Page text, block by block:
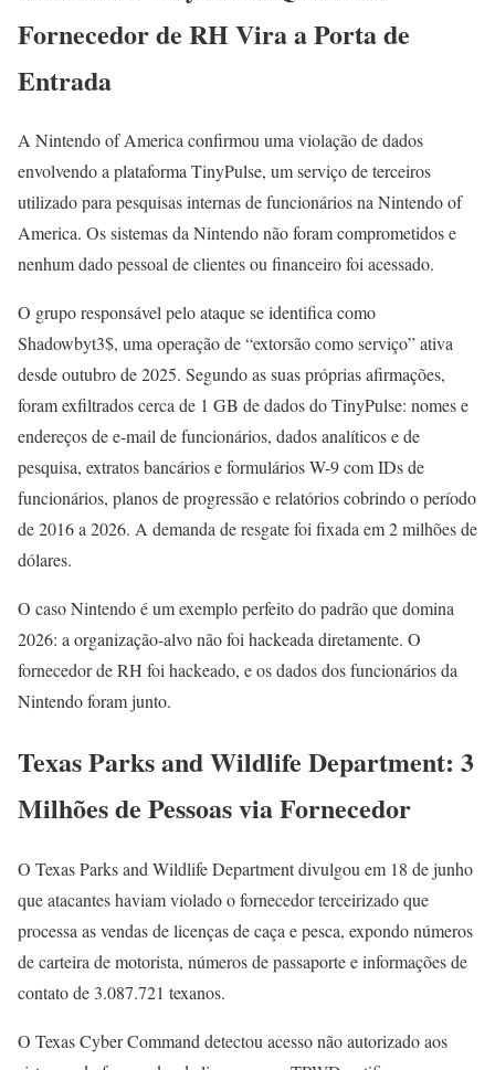
Fornecedor de RH Vira a Porta de
Entrada
A Nintendo of America confirmou uma violação de dados
envolvendo a plataforma TinyPulse, um serviço de terceiros
utilizado para pesquisas internas de funcionários na Nintendo of
America. Os sistemas da Nintendo não foram comprometidos e
nenhum dado pessoal de clientes ou financeiro foi acessado.
O grupo responsável pelo ataque se identifica como
Shadowbyt3$, uma operação de “extorsão como serviço” ativa
desde outubro de 2025. Segundo as suas próprias afirmações,
foram exfiltrados cerca de 1 GB de dados do TinyPulse: nomes e
endereços de e-mail de funcionários, dados analíticos e de
pesquisa, extratos bancários e formulários W-9 com IDs de
funcionários, planos de progressão e relatórios cobrindo o período
de 2016 a 2026. A demanda de resgate foi fixada em 2 milhões de
dólares.
O caso Nintendo é um exemplo perfeito do padrão que domina
2026: a organização-alvo não foi hackeada diretamente. O
fornecedor de RH foi hackeado, e os dados dos funcionários da
Nintendo foram junto.
Texas Parks and Wildlife Department: 3
Milhões de Pessoas via Fornecedor
O Texas Parks and Wildlife Department divulgou em 18 de junho
que atacantes haviam violado o fornecedor terceirizado que
processa as vendas de licenças de caça e pesca, expondo números
de carteira de motorista, números de passaporte e informações de
contato de 3.087.721 texanos.
O Texas Cyber Command detectou acesso não autorizado aos